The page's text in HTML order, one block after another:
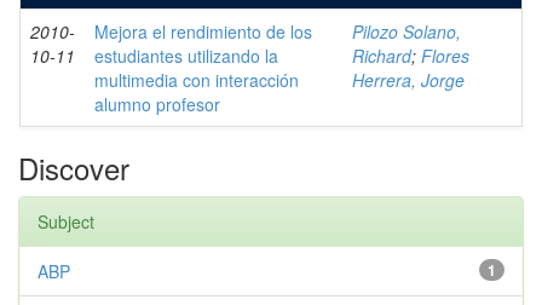
2010-
10-11
Mejora el rendimiento de los
estudiantes utilizando la
multimedia con interacción
alumno profesor
Pilozo Solano,
Richard; Flores
Herrera, Jorge
Discover
Subject
1
ABP